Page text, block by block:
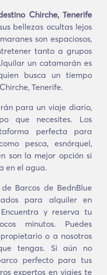
Chirche, Tenerife
bellezas ocultas lejos
son espaciosos,
tanto a grupos
un catamarán es
busca un tiempo
Tenerife.
para un viaje diario,
que necesites. Los
perfecta para
pesca, esnórquel,
son la mejor opción si
en el agua.
Barcos de BednBlue
para alquiler en
y reserva tu
minutos. Puedes
o a nosotros
tengas. Si aún no
perfecto para tus
expertos en viajes te